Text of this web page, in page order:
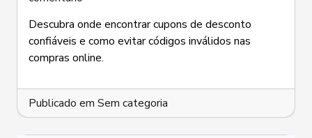
Encontrar
Cupons
de
Desconto
na
Internet
Descubra onde encontrar cupons de desconto
confiáveis e como evitar códigos inválidos nas
compras online.
Publicado em Sem categoria